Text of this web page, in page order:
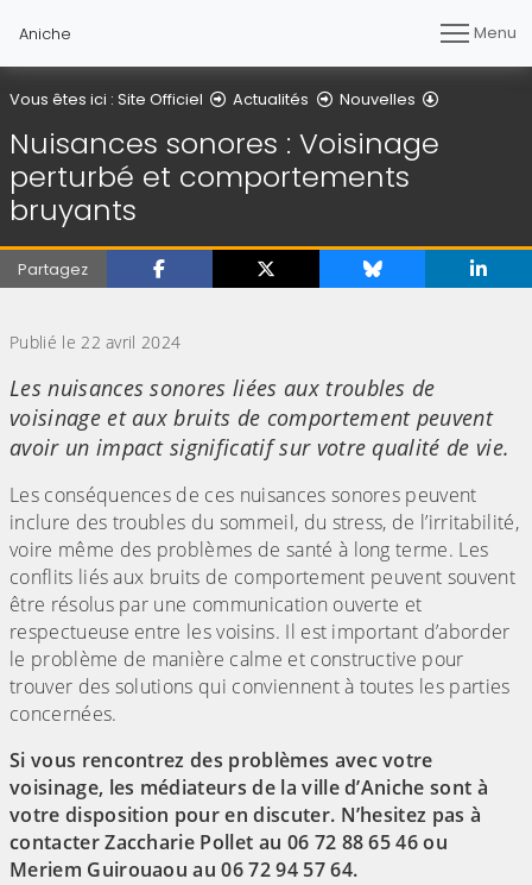
Aniche Menu
Vous êtes ici : Site Officiel Actualités Nouvelles
Nuisances sonores : Voisinage
perturbé et comportements
bruyants
Partagez
Publié le 22 avril 2024
Les nuisances sonores liées aux troubles de
voisinage et aux bruits de comportement peuvent
avoir un impact significatif sur votre qualité de vie.
Les conséquences de ces nuisances sonores peuvent
inclure des troubles du sommeil, du stress, de l’irritabilité,
voire même des problèmes de santé à long terme. Les
conflits liés aux bruits de comportement peuvent souvent
être résolus par une communication ouverte et
respectueuse entre les voisins. Il est important d’aborder
le problème de manière calme et constructive pour
trouver des solutions qui conviennent à toutes les parties
concernées.
Si vous rencontrez des problèmes avec votre
voisinage, les médiateurs de la ville d’Aniche sont à
votre disposition pour en discuter. N’hesitez pas à
contacter Zaccharie Pollet au 06 72 88 65 46 ou
Meriem Guirouaou au 06 72 94 57 64.